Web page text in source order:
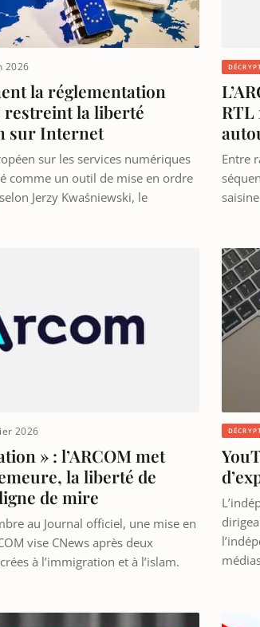
2026
la réglementation
restreint la liberté
sur Internet
sur les services numériques
comme un outil de mise en ordre
Jerzy Kwaśniewski, le
RTL
Entre
2026
» : l’ARCOM met
la liberté de
de mire
au Journal officiel, une mise en
vise CNews après deux
à l’immigration et à l’islam.